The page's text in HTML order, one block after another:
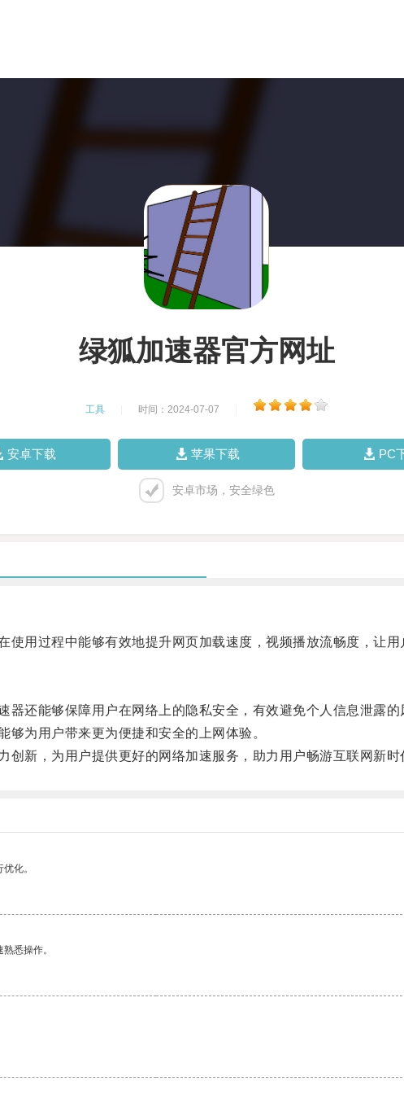
绿狐加速器官方网址
工具 时间：2024-07-07
安卓下载 苹果下载 PC
安卓市场，安全绿色
用过程中能够有效地提升网页加载速度，视频播放流畅度，让用
还能够保障用户在网络上的隐私安全，有效避免个人信息泄露的
为用户带来更为便捷和安全的上网体验。
新，为用户提供更好的网络加速服务，助力用户畅游互联网新时
化。
悉操作。